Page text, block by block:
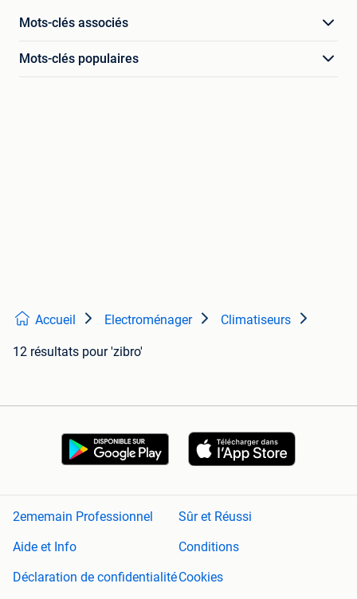
Mots-clés associés
Mots-clés populaires
Accueil Electroménager Climatiseurs
12 résultats pour 'zibro'
2ememain Professionnel
Sûr et Réussi
Aide et Info
Conditions
Déclaration de confidentialitéCookies